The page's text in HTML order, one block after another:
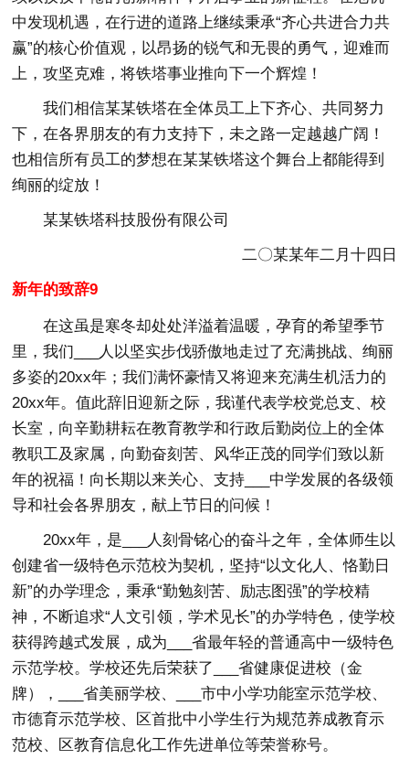
中发现机遇，在行进的道路上继续秉承“齐心共进合力共
赢”的核心价值观，以昂扬的锐气和无畏的勇气，迎难而
上，攻坚克难，将铁塔事业推向下一个辉煌！
我们相信某某铁塔在全体员工上下齐心、共同努力
下，在各界朋友的有力支持下，未之路一定越越广阔！
也相信所有员工的梦想在某某铁塔这个舞台上都能得到
绚丽的绽放！
某某铁塔科技股份有限公司
二〇某某年二月十四日
新年的致辞9
在这虽是寒冬却处处洋溢着温暖，孕育的希望季节
里，我们___人以坚实步伐骄傲地走过了充满挑战、绚丽
多姿的20xx年；我们满怀豪情又将迎来充满生机活力的
20xx年。值此辞旧迎新之际，我谨代表学校党总支、校
长室，向辛勤耕耘在教育教学和行政后勤岗位上的全体
教职工及家属，向勤奋刻苦、风华正茂的同学们致以新
年的祝福！向长期以来关心、支持___中学发展的各级领
导和社会各界朋友，献上节日的问候！
20xx年，是___人刻骨铭心的奋斗之年，全体师生以
创建省一级特色示范校为契机，坚持“以文化人、恪勤日
新”的办学理念，秉承“勤勉刻苦、励志图强”的学校精
神，不断追求“人文引领，学术见长”的办学特色，使学校
获得跨越式发展，成为___省最年轻的普通高中一级特色
示范学校。学校还先后荣获了___省健康促进校（金
牌），___省美丽学校、___市中小学功能室示范学校、
市德育示范学校、区首批中小学生行为规范养成教育示
范校、区教育信息化工作先进单位等荣誉称号。